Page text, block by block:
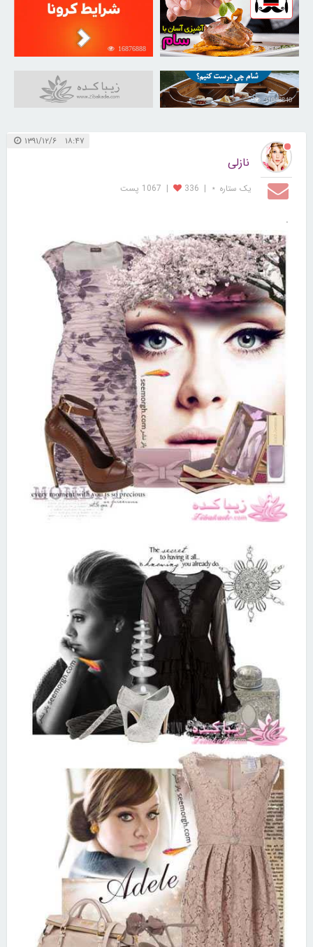
30263683
16876888
31048840
۱۸:۴۷ ۱۳۹۱/۱۲/۶
نازلی
یک ستاره ⋆ |
336
| 1067 پست
.